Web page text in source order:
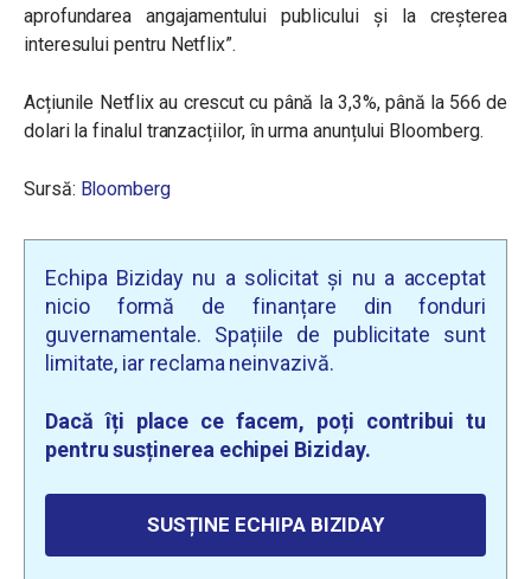
aprofundarea angajamentului publicului și la creșterea
interesului pentru Netflix”.
Acțiunile Netflix au crescut cu până la 3,3%, până la 566 de
dolari la finalul tranzacțiilor, în urma anunțului Bloomberg.
Sursă: Bloomberg
Echipa Biziday nu a solicitat și nu a acceptat
nicio formă de finanțare din fonduri
guvernamentale. Spațiile de publicitate sunt
limitate, iar reclama neinvazivă.
Dacă îți place ce facem, poți contribui tu
pentru susținerea echipei Biziday.
SUSȚINE ECHIPA BIZIDAY